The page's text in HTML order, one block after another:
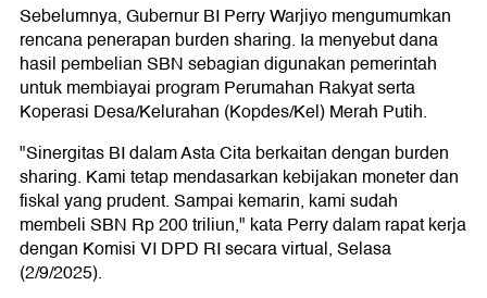
Sebelumnya, Gubernur BI Perry Warjiyo mengumumkan
rencana penerapan burden sharing. Ia menyebut dana
hasil pembelian SBN sebagian digunakan pemerintah
untuk membiayai program Perumahan Rakyat serta
Koperasi Desa/Kelurahan (Kopdes/Kel) Merah Putih.
"Sinergitas BI dalam Asta Cita berkaitan dengan burden
sharing. Kami tetap mendasarkan kebijakan moneter dan
fiskal yang prudent. Sampai kemarin, kami sudah
membeli SBN Rp 200 triliun," kata Perry dalam rapat kerja
dengan Komisi VI DPD RI secara virtual, Selasa
(2/9/2025).